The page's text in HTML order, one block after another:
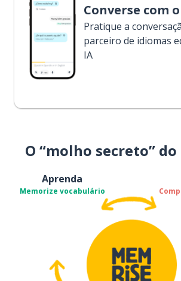
Converse com
Pratique a
parceiro de idiomas
IA
O “molho secreto”
Aprenda
Memorize vocabulário